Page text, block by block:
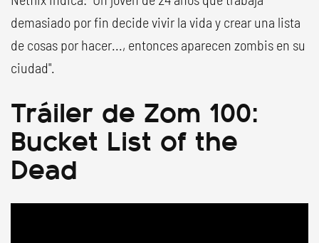
demasiado por fin decide vivir la vida y crear una lista
de cosas por hacer..., entonces aparecen zombis en su
ciudad".
Tráiler de Zom 100:
Bucket List of the
Dead